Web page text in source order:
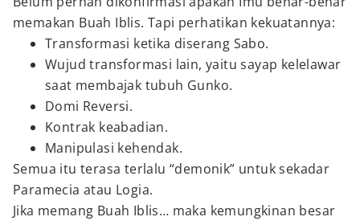
memakan Buah Iblis. Tapi perhatikan kekuatannya:
Transformasi ketika diserang Sabo.
Wujud transformasi lain, yaitu sayap kelelawar
saat membajak tubuh Gunko.
Domi Reversi.
Kontrak keabadian.
Manipulasi kehendak.
Semua itu terasa terlalu “demonik” untuk sekadar
Paramecia atau Logia.
Jika memang Buah Iblis… maka kemungkinan besar